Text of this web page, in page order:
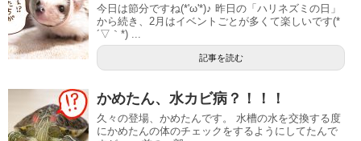
今日は節分ですね(*'ω'*)♪ 昨日の「ハリネズミの日」
から続き、2月はイベントごとが多くて楽しいです(*
´▽｀*) ...
記事を読む
かめたん、水カビ病？！！！
久々の登場、かめたんです。 水槽の水を交換する度
にかめたんの体のチェックをするようにしてたんで